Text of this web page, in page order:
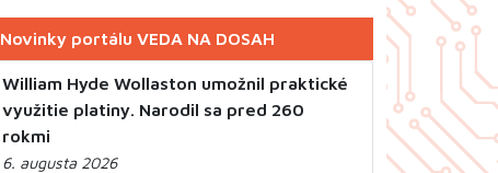
Novinky portálu VEDA NA DOSAH
William Hyde Wollaston umožnil praktické
využitie platiny. Narodil sa pred 260
rokmi
6. augusta 2026